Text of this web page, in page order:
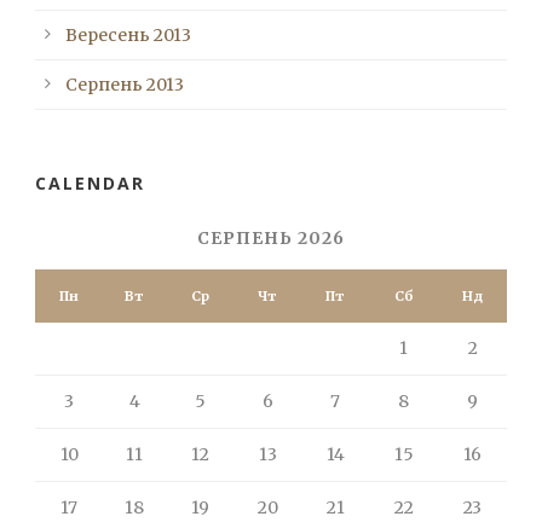
Вересень 2013
Серпень 2013
CALENDAR
СЕРПЕНЬ 2026
Пн Вт Ср Чт Пт Сб Нд
1 2
3 4 5 6 7 8 9
10 11 12 13 14 15 16
17 18 19 20 21 22 23